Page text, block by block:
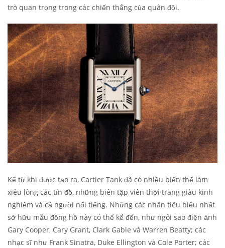
trò quan trọng trong các chiến thắng của quân đội.
Kể từ khi được tạo ra, Cartier Tank đã có nhiều biến thể làm
xiêu lòng các tín đồ, những biên tập viên thời trang giàu kinh
nghiệm và cả người nổi tiếng. Những các nhân tiêu biểu nhất
sở hữu mẫu đồng hồ này có thể kể đến, như ngôi sao điện ảnh
Gary Cooper, Cary Grant, Clark Gable và Warren Beatty; các
nhạc sĩ như Frank Sinatra, Duke Ellington và Cole Porter; các